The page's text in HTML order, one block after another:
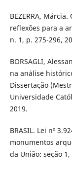
BEZERRA,
reflexões para a
n. 1, p. 275-296,
BORSAGLI,
na análise
Dissertação
Universidade
2019.
BRASIL. Lei nº
monumentos
da União: seção